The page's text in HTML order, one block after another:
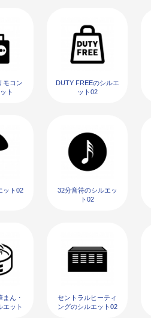
モコン
ト
DUTY FREEのシルエ
ット02
ット02
32分音符のシルエッ
ト02
まん・
エット
セントラルヒーティ
ングのシルエット02